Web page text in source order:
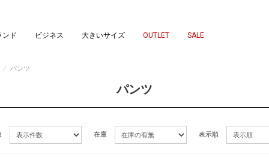
ンド ビジネス 大きいサイズ OUTLET SALE
⁄ パンツ
パンツ
在庫 表示順